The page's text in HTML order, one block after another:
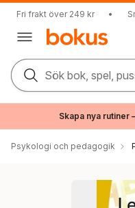
Fri frakt över 249 kr •
Sök bok, spel,
Skapa nya rutiner
Psykologi och pedagogik